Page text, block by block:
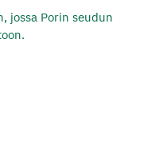
jossa Porin seudun